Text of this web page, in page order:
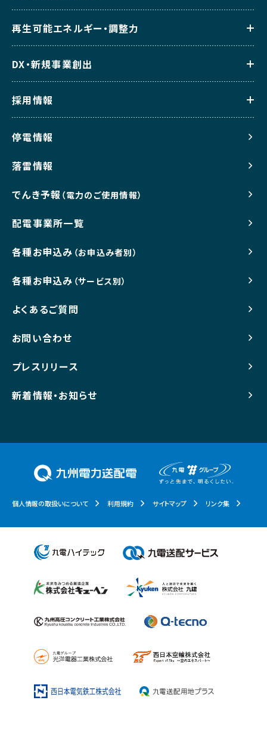
再生可能エネルギー・調整力
DX・新規事業創出
採用情報
停電情報
落雷情報
でんき予報 （電力のご使用情報）
配電事業所一覧
各種お申込み （お申込み者別）
各種お申込み （サービス別）
よくあるご質問
お問い合わせ
プレスリリース
新着情報・お知らせ
個人情報の取扱いについて 利用規約 サイトマップ リンク集